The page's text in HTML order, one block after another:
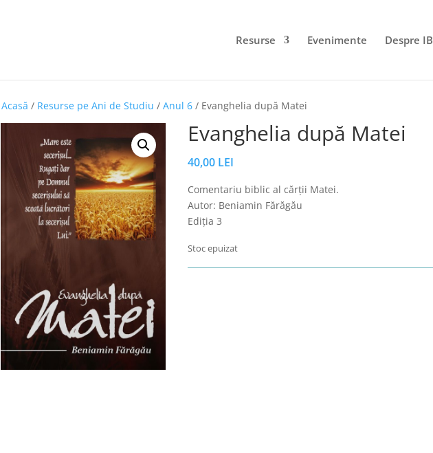
Resurse Evenimente Despre IB
Acasă / Resurse pe Ani de Studiu / Anul 6/ Evanghelia după Matei
Evanghelia după Matei
40,00 LEI
Comentariu biblic al cărții Matei.
Autor: Beniamin Fărăgău
Ediția 3
Stoc epuizat